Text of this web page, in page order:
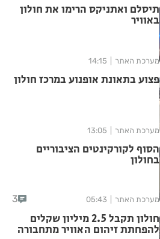
תיסלם ואתניקס הרימו את חולון
באוויר
מערכת האתר 14:15
פצוע בתאונת אופנוע במרכז חולון
מערכת האתר 13:05
הסוף לקורקינטים הציבוריים
בחולון
מערכת האתר 05:43
3
חולון תקבל 2.5 מיליון שקלים
להפחתת זיהום האוויר מתחבורה